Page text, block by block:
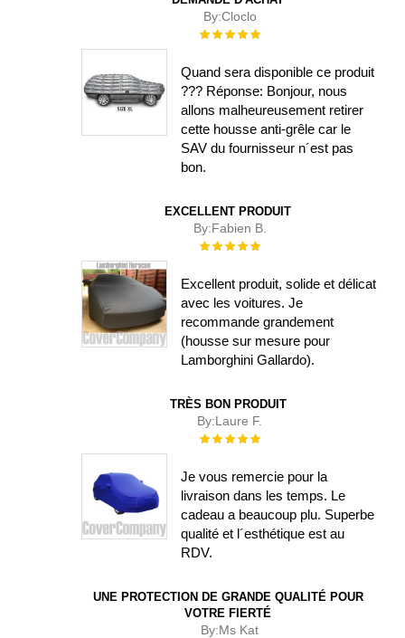
By:Cloclo
Évaluation :
Quand sera disponible ce produit
??? Réponse: Bonjour, nous
allons malheureusement retirer
cette housse anti-grêle car le
SAV du fournisseur n´est pas
bon.
EXCELLENT PRODUIT
By:Fabien B.
Évaluation :
Excellent produit, solide et délicat
avec les voitures. Je
recommande grandement
(housse sur mesure pour
Lamborghini Gallardo).
TRÈS BON PRODUIT
By:Laure F.
Évaluation :
Je vous remercie pour la
livraison dans les temps. Le
cadeau a beaucoup plu. Superbe
qualité et l´esthétique est au
RDV.
UNE PROTECTION DE GRANDE QUALITÉ POUR
VOTRE FIERTÉ
By:Ms Kat